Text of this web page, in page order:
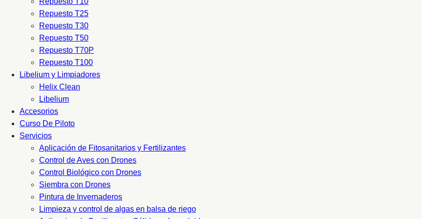
Repuesto T25
Repuesto T30
Repuesto T50
Repuesto T70P
Repuesto T100
Libelium y Limpiadores
Helix Clean
Libelium
Accesorios
Curso De Piloto
Servicios
Aplicación de Fitosanitarios y Fertilizantes
Control de Aves con Drones
Control Biológico con Drones
Siembra con Drones
Pintura de Invernaderos
Limpieza y control de algas en balsa de riego